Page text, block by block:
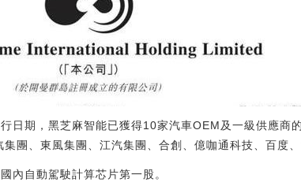
日期，黑芝麻智能已獲得10家汽車OEM及一級供應商
團、東風集團、江汽集團、合創、億咖通科技、百度
內自動駕駛計算芯片第一股。